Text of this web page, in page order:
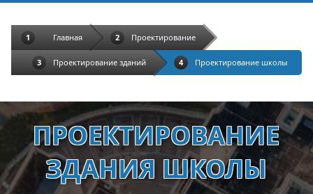
Главная Проектирование
Проектирование зданий Проектирование школы
ПРОЕКТИРОВАНИЕ
ЗДАНИЯ ШКОЛЫ